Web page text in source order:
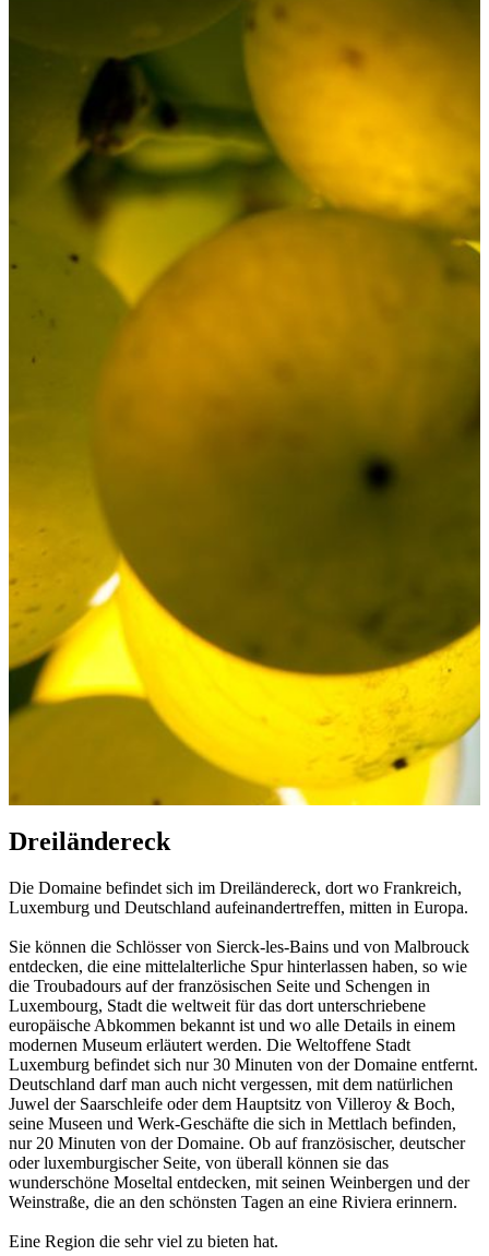
Dreiländereck
Die Domaine befindet sich im Dreiländereck, dort wo Frankreich,
Luxemburg und Deutschland aufeinandertreffen, mitten in Europa.
Sie können die Schlösser von Sierck-les-Bains und von Malbrouck
entdecken, die eine mittelalterliche Spur hinterlassen haben, so wie
die Troubadours auf der französischen Seite und Schengen in
Luxembourg, Stadt die weltweit für das dort unterschriebene
europäische Abkommen bekannt ist und wo alle Details in einem
modernen Museum erläutert werden. Die Weltoffene Stadt
Luxemburg befindet sich nur 30 Minuten von der Domaine entfernt.
Deutschland darf man auch nicht vergessen, mit dem natürlichen
Juwel der Saarschleife oder dem Hauptsitz von Villeroy & Boch,
seine Museen und Werk-Geschäfte die sich in Mettlach befinden,
nur 20 Minuten von der Domaine. Ob auf französischer, deutscher
oder luxemburgischer Seite, von überall können sie das
wunderschöne Moseltal entdecken, mit seinen Weinbergen und der
Weinstraße, die an den schönsten Tagen an eine Riviera erinnern.
Eine Region die sehr viel zu bieten hat.